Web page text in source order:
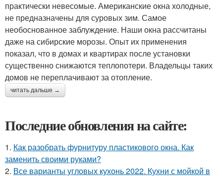
практически невесомые. Американские окна холодные,
не предназначены для суровых зим. Самое
необоснованное заблуждение. Наши окна рассчитаны
даже на сибирские морозы. Опыт их применения
показал, что в домах и квартирах после установки
существенно снижаются теплопотери. Владельцы таких
домов не переплачивают за отопление.
читать дальше →
Последние обновления на сайте:
1. Как разобрать фурнитуру пластикового окна. Как
заменить своими руками?
2. Все варианты угловых кухонь 2022. Кухни с мойкой в